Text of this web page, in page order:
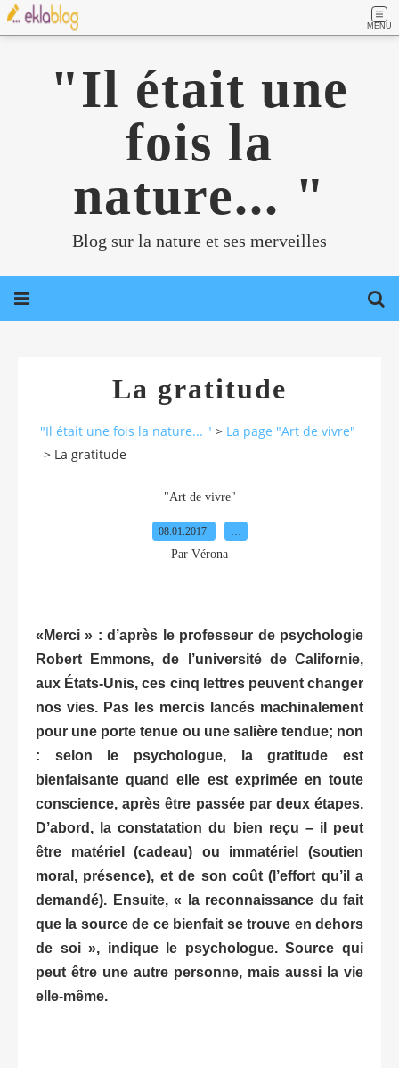
MENU
"Il était une
fois la
nature... "
Blog sur la nature et ses merveilles
La gratitude
"Il était une fois la nature... " > La page "Art de vivre"
> La gratitude
"Art de vivre"
08.01.2017
Par Vérona
«Merci » : d’après le professeur de psychologie
Robert Emmons, de l’université de Californie,
aux États-Unis, ces cinq lettres peuvent changer
nos vies. Pas les mercis lancés machinalement
pour une porte tenue ou une salière tendue; non
: selon le psychologue, la gratitude est
bienfaisante quand elle est exprimée en toute
conscience, après être passée par deux étapes.
D’abord, la constatation du bien reçu – il peut
être matériel (cadeau) ou immatériel (soutien
moral, présence), et de son coût (l’effort qu’il a
demandé). Ensuite, « la reconnaissance du fait
que la source de ce bienfait se trouve en dehors
de soi », indique le psychologue. Source qui
peut être une autre personne, mais aussi la vie
elle-même.